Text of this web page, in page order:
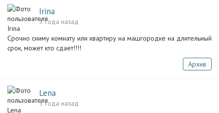
Irina
3 года назад
Срочно сниму комнату или квартиру на машгородке на длительный
срок, может кто сдает!!!!
Архив
Lena
3 года назад